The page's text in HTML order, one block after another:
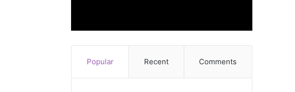
Popular Recent Comments